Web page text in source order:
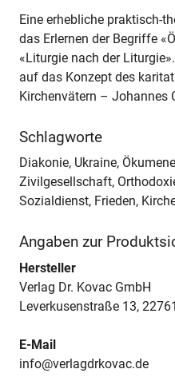
Eine erhebliche praktisch-
das Erlernen der Begriffe
«Liturgie nach der
auf das Konzept des
Kirchenvätern – Johannes
Schlagworte
Diakonie, Ukraine,
Zivilgesellschaft,
Sozialdienst, Frieden,
Angaben zur
Hersteller
Verlag Dr. Kovac GmbH
Leverkusenstraße 13,
E-Mail
info@verlagdrkovac.de